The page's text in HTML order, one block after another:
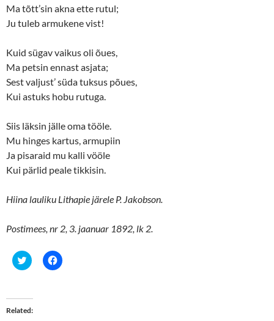
Ma tõtt’sin akna ette rutul;
Ju tuleb armukene vist!
Kuid sügav vaikus oli õues,
Ma petsin ennast asjata;
Sest valjust’ süda tuksus põues,
Kui astuks hobu rutuga.
Siis läksin jälle oma tööle.
Mu hinges kartus, armupiin
Ja pisaraid mu kalli vööle
Kui pärlid peale tikkisin.
Hiina lauliku Lithapie järele P. Jakobson.
Postimees, nr 2, 3. jaanuar 1892, lk 2.
C
l
t
o
s
C
l
Related